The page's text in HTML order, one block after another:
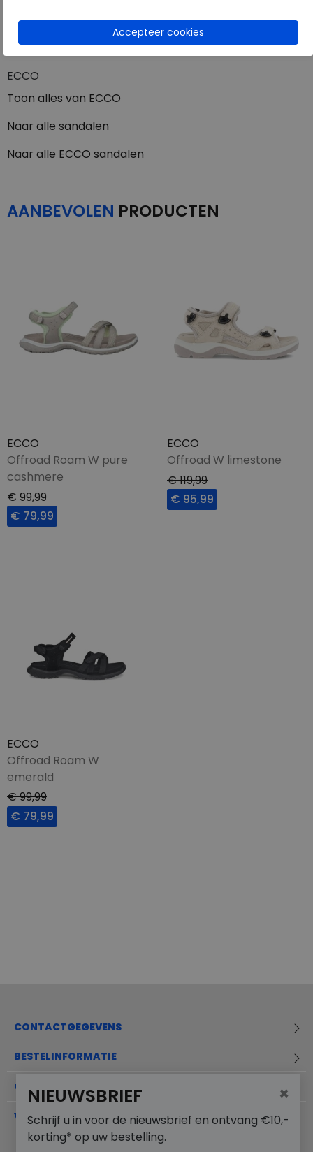
ECCO
Toon alles van ECCO
Naar alle sandalen
Naar alle ECCO sandalen
Uitneembaar voetbed
AANBEVOLEN PRODUCTEN
ECCO
Offroad Roam W pure
cashmere
€ 99,99
€ 79,99
ECCO
Offroad W limestone
€ 119,99
€ 95,99
ECCO
Offroad Roam W
emerald
€ 99,99
€ 79,99
CONTACTGEGEVENS
BESTELINFORMATIE
OVER MERKSCHOENENSTUNTER.NL
VEELGESTELDE VRAGEN
×
NIEUWSBRIEF
Schrijf u in voor de nieuwsbrief en ontvang €10,-
korting* op uw bestelling.